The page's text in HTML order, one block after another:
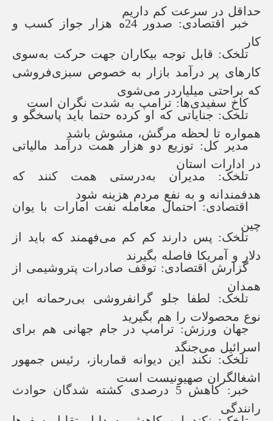
حداقل در سرعت کم داریم
خبر اقتصادی: صدور 24ه هزار جواز کسب و
کار
تلخک: قابل توجه بیکاران جهت حرکت به‌سوی
کارهای پر درآمد بازار به خصوص سبزی‌فروشی
که براحتی میلیاردر می‌شوی
کاخ سفیدی‌ها: ترامپ به شدت نگران است
تلخک: جنایاتی که او کرده حتما باید پاسخگو و
همواره تا لحظه مرگش، مشوش باشد
مدیر کل: توزیع دو هزار همت درآمد مالیاتی
در ادارات استان
تلخک: مدیران به‌درستی همت کنند که
هدفمندانه و به نفع مردم هزینه شود
اقتصادی: احتمال معامله نفت امارات با یوان
چین
تلخک: پس دارند کم کم می‌فهمند که باید از
دلار و آمریکا فاصله بگیرند
گزارش اقتصادی: توقف صادرات پتروشیمی از
همدان
تلخک: لطفا جلو گرانفروشی بی‌رحمانه این
نوع محصولات را هم بگیرید
جهان ورزش: ترامپ در جام جهانی هم برای
اسرائیل می‌جنگد
تلخک: نکند این دیوانه قمارباز، رئیس جمهور
اشغالگران صهیونیست است
خبر: کاهش 5 درصدی کشته شدگان حوادث
رانندگی